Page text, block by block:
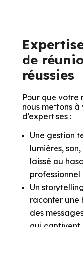
Salut c'est nous...
les Cookies !
On a attendu d'être sûrs
C'est OK pour vous ?
Pour modifier vos
Voici pourquoi
Partage de données
Mesure d'audience &
Non merci
de
réussies
Pour que votre
nous mettons
d’expertises :
Une gestion
lumières,
laissé au
Un
raconter une
des
qui captivent.